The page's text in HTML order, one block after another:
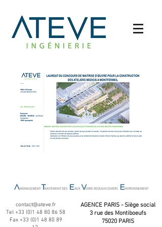
contact@ateve.fr
Tel +33 (0)1 48 80 86 58
Fax +33 (0)1 48 80 89
AGENCE PARIS - Siège social
3 rue des Montiboeufs
75020 PARIS